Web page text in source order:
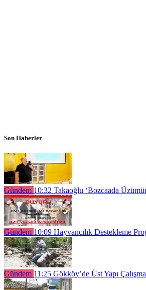
Son Haberler
Gündem 10:32 Takaoğlu ‘Bozcaada
Gündem 10:09 Hayvancılık Destekleme
Gündem 11:25 Gökköy’de Üst Yapı